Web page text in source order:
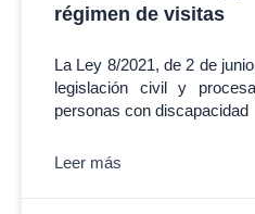
régimen de visitas
La Ley 8/2021, de 2 de
legislación civil y
personas con discapacidad
Leer más